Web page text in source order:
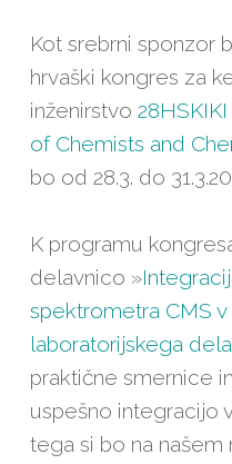
Kot srebrni sponzor
hrvaški kongres za
inženirstvo
of Chemists and
bo od 28.3. do
K programu
delavnico »
spektrometra CMS
laboratorijskega dela
praktične smernice
uspešno integracijo
tega si bo na našem